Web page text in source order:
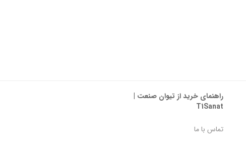
راهنمای خرید از تیوان صنعت |
T1Sanat
تماس با ما